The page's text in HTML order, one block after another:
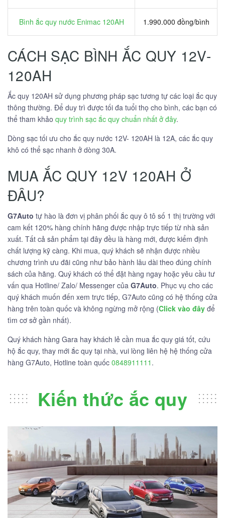
Bình ắc quy nước Enimac 120AH 1.990.000 đồng/bình
CÁCH SẠC BÌNH ẮC QUY 12V-
120AH
Ắc quy 120AH sử dụng phương pháp sạc tương tự các loại ắc quy
thông thường. Để duy trì được tối đa tuổi thọ cho bình, các bạn có
thể tham khảo quy trình sạc ắc quy chuẩn nhất ở đây.
Dòng sạc tối ưu cho ắc quy nước 12V- 120AH là 12A, các ắc quy
khô có thể sạc nhanh ở dòng 30A.
MUA ẮC QUY 12V 120AH Ở
ĐÂU?
G7Auto tự hào là đơn vị phân phối ắc quy ô tô số 1 thị trường với
cam kết 120% hàng chính hãng được nhập trực tiếp từ nhà sản
xuất. Tất cả sản phẩm tại đây đều là hàng mới, được kiểm định
chất lượng kỹ càng. Khi mua, quý khách sẽ nhận được nhiều
chương trình ưu đãi cũng như bảo hành lâu dài theo đúng chính
sách của hãng. Quý khách có thể đặt hàng ngay hoặc yêu cầu tư
vấn qua Hotline/ Zalo/ Messenger của G7Auto. Phục vụ cho các
quý khách muốn đến xem trực tiếp, G7Auto cũng có hệ thống cửa
hàng trên toàn quốc và không ngừng mở rộng (Click vào đây để
tìm cơ sở gần nhất).
Quý khách hàng Gara hay khách lẻ cần mua ắc quy giá tốt, cứu
hộ ắc quy, thay mới ắc quy tại nhà, vui lòng liên hệ hệ thống cửa
hàng G7Auto, Hotline toàn quốc 0848911111 .
Kiến thức ắc quy